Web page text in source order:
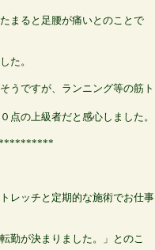
まると足腰が痛いとのことで
た。
うですが、ランニング等の筋ト
点の上級者だと感心しました。
レッチと定期的な施術でお仕事
勤が決まりました。」とのこ